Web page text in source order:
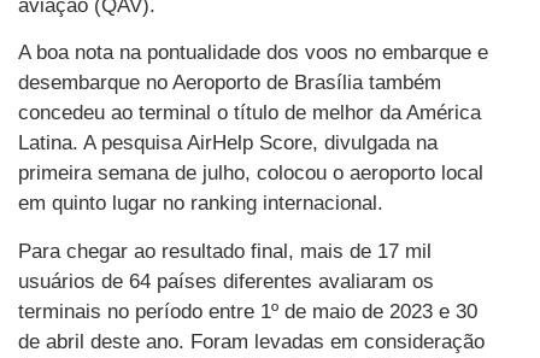
aviação (QAV).
A boa nota na pontualidade dos voos no embarque e
desembarque no Aeroporto de Brasília também
concedeu ao terminal o título de melhor da América
Latina. A pesquisa AirHelp Score, divulgada na
primeira semana de julho, colocou o aeroporto local
em quinto lugar no ranking internacional.
Para chegar ao resultado final, mais de 17 mil
usuários de 64 países diferentes avaliaram os
terminais no período entre 1º de maio de 2023 e 30
de abril deste ano. Foram levadas em consideração